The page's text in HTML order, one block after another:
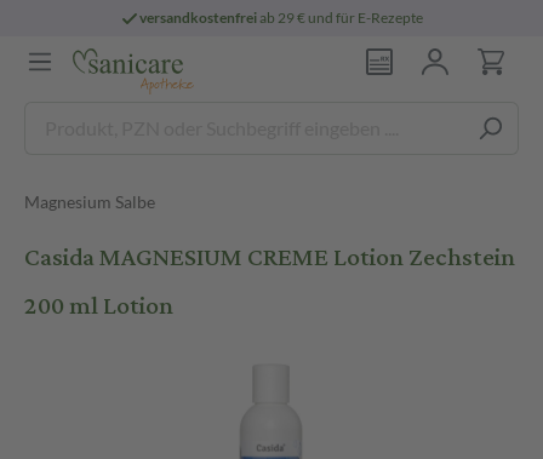
versandkostenfreiab 29 € und für E-Rezepte
Magnesium Salbe
Casida MAGNESIUM CREME Lotion Zechstein
200 ml Lotion